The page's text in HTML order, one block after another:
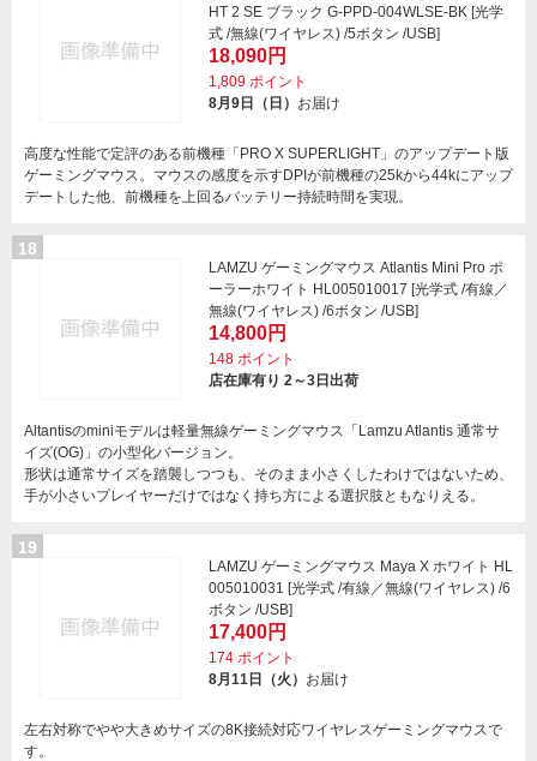
HT 2 SE ブラック G-PPD-004WLSE-BK [光学
式 /無線(ワイヤレス) /5ボタン /USB]
18,090円
1,809 ポイント
8月9日（日） お届け
高度な性能で定評のある前機種「PRO X SUPERLIGHT」のアップデート版
ゲーミングマウス。マウスの感度を示すDPIが前機種の25kから44kにアップ
デートした他、前機種を上回るバッテリー持続時間を実現。
18
LAMZU ゲーミングマウス Atlantis Mini Pro ポ
ーラーホワイト HL005010017 [光学式 /有線／
無線(ワイヤレス) /6ボタン /USB]
14,800円
148 ポイント
店在庫有り 2～3日出荷
Altantisのminiモデルは軽量無線ゲーミングマウス「Lamzu Atlantis 通常サ
イズ(OG)」の小型化バージョン。
形状は通常サイズを踏襲しつつも、そのまま小さくしたわけではないため、
手が小さいプレイヤーだけではなく持ち方による選択肢ともなりえる。
19
LAMZU ゲーミングマウス Maya X ホワイト HL
005010031 [光学式 /有線／無線(ワイヤレス) /6
ボタン /USB]
17,400円
174 ポイント
8月11日（火） お届け
左右対称でやや大きめサイズの8K接続対応ワイヤレスゲーミングマウスで
す。